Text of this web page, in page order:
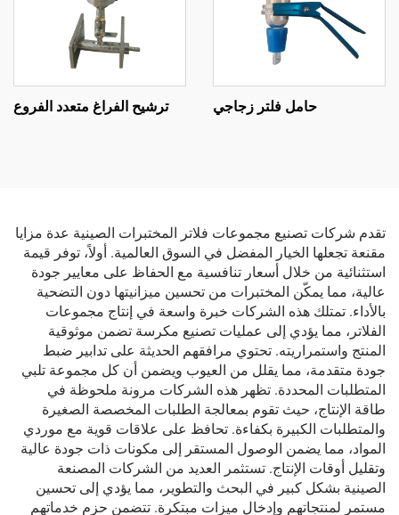
حامل فلتر زجاجي ترشيح الفراغ متعدد الفروع
تقدم شركات تصنيع مجموعات فلاتر المختبرات الصينية عدة مزايا
مقنعة تجعلها الخيار المفضل في السوق العالمية. أولاً، توفر قيمة
استثنائية من خلال أسعار تنافسية مع الحفاظ على معايير جودة
عالية، مما يمكّن المختبرات من تحسين ميزانيتها دون التضحية
بالأداء. تمتلك هذه الشركات خبرة واسعة في إنتاج مجموعات
الفلاتر، مما يؤدي إلى عمليات تصنيع مكرسة تضمن موثوقية
المنتج واستمراريته. تحتوي مرافقهم الحديثة على تدابير ضبط
جودة متقدمة، مما يقلل من العيوب ويضمن أن كل مجموعة تلبي
المتطلبات المحددة. تظهر هذه الشركات مرونة ملحوظة في
طاقة الإنتاج، حيث تقوم بمعالجة الطلبات المخصصة الصغيرة
والمتطلبات الكبيرة بكفاءة. تحافظ على علاقات قوية مع موردي
المواد، مما يضمن الوصول المستقر إلى مكونات ذات جودة عالية
وتقليل أوقات الإنتاج. تستثمر العديد من الشركات المصنعة
الصينية بشكل كبير في البحث والتطوير، مما يؤدي إلى تحسين
مستمر لمنتجاتهم وإدخال ميزات مبتكرة. تتضمن حزم خدماتهم